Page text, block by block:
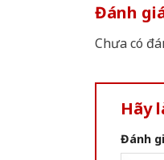
Đánh
Chưa có
Hãy
Đánh